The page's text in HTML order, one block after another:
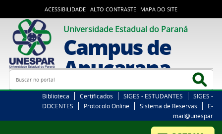
ACESSIBILIDADE ALTO CONTRASTE MAPA DO SITE
Universidade Estadual do Paraná
Campus de
Apucarana
Busca
Biblioteca Certificados SIGES - ESTUDANTES
SIGES -
DOCENTES
Protocolo Online Sistema de Reservas
E-
mail@unespar